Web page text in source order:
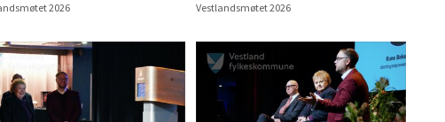
2026 Vestlandsmøtet 2026